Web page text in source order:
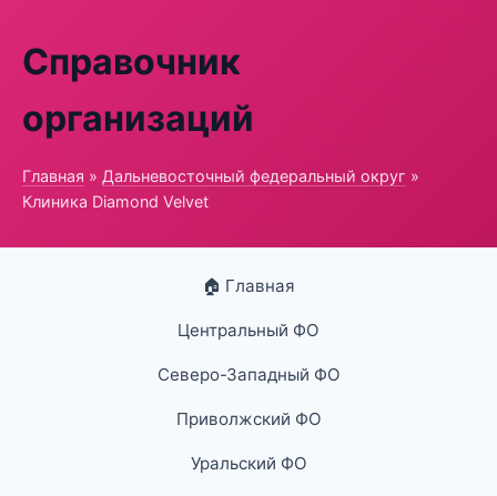
Справочник
организаций
Главная » Дальневосточный федеральный округ »
Клиника Diamond Velvet
🏠 Главная
Центральный ФО
Северо-Западный ФО
Приволжский ФО
Уральский ФО